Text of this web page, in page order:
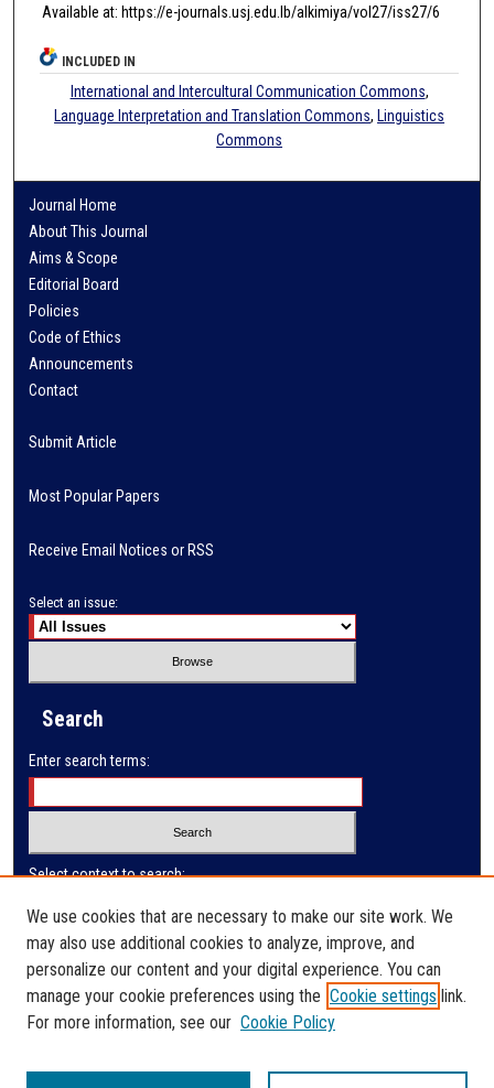
Available at: https://e-journals.usj.edu.lb/alkimiya/vol27/iss27/6
INCLUDED IN
International and Intercultural Communication Commons,
Language Interpretation and Translation Commons,Linguistics
Commons
Journal Home
About This Journal
Aims & Scope
Editorial Board
Policies
Code of Ethics
Announcements
Contact
Submit Article
Most Popular Papers
Receive Email Notices or RSS
Select an issue:
Search
Enter search terms:
Select context to search:
Advanced Search
ISSN: 2410-3128
We use cookies that are necessary to make our site work. We
may also use additional cookies to analyze, improve, and
personalize our content and your digital experience. You can
manage your cookie preferences using the Cookie settings link.
For more information, see our Cookie Policy